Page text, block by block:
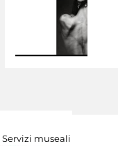
Servizi museali